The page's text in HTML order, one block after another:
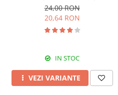
Livolo
24,00 RON
20,64 RON
IN STOC
VEZI VARIANTE